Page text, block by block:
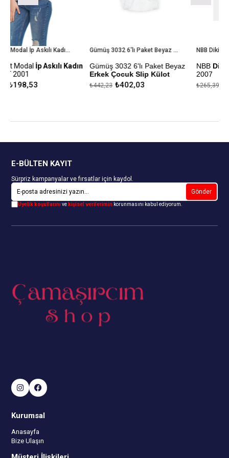
Tutku Elit Modal İp Askılı Kadın Atlet ELT 2001
Kadın
Gümüş 3032 6'lı Paket Beyaz Erkek Çocuk Slip Külot
Gümüş 3032 6'lı Paket Beyaz
Erkek Çocuk Slip Külot
₺402,03
₺442,23
NBB Dikişsiz Bayan Boxer 2007
NBBDikişsiz Bayan
2007
Kapıda Ödeme Seçeneği
₺241,26
₺265,39
E-BÜLTEN KAYIT
Sürpriz kampanyalar ve fırsatlar için kaydol.
Gönder
Üyelik koşullarınıve kişisel verilerimin korunmasını kabul ediyorum.
Kurumsal
Anasayfa
Bize Ulaşın